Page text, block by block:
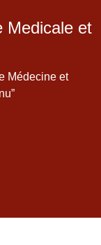
Medicale et
Médecine et